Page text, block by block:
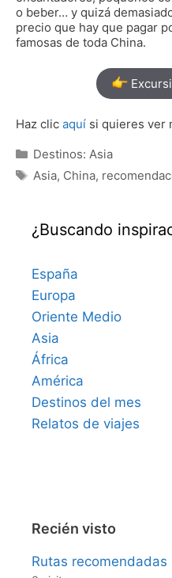
o beber… y quizá
precio que hay que pagar
famosas de toda China.
Haz clic aquí si quieres ver
Categorías
Destinos: Asia
Etiquetas
Asia, China,
¿Buscando
España
Europa
Oriente Medio
Asia
África
América
Destinos del mes
Relatos de viajes
Recién visto
Rutas recomendadas